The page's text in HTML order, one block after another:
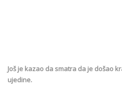
Još je kazao da smatra da je došao
ujedine.